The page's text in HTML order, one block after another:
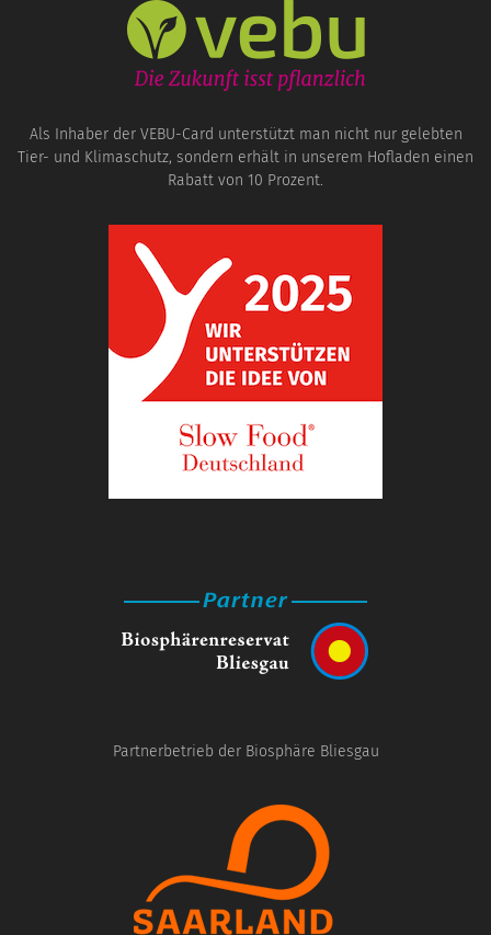
Als Inhaber der VEBU-Card unterstützt man nicht nur gelebten
Tier- und Klimaschutz, sondern erhält in unserem Hofladen einen
Rabatt von 10 Prozent.
Partnerbetrieb der Biosphäre Bliesgau